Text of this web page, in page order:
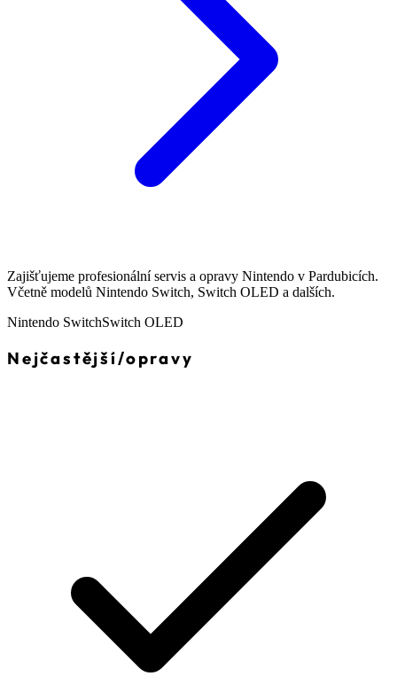
Zajišťujeme profesionální servis a opravy Nintendo v Pardubicích.
Včetně modelů Nintendo Switch, Switch OLED a dalších.
Nintendo SwitchSwitch OLED
Nejčastější/opravy